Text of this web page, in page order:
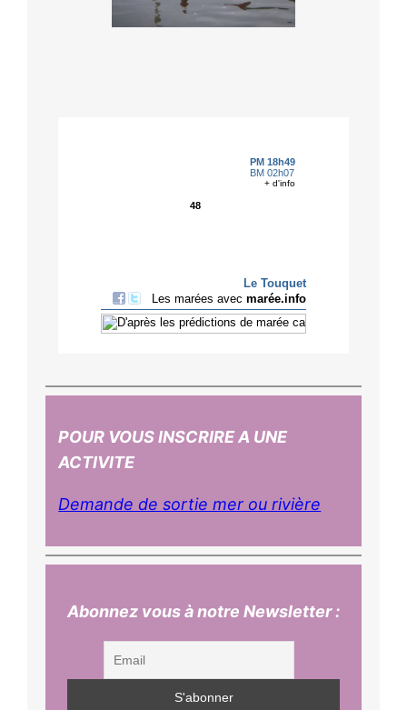
POUR VOUS INSCRIRE A UNE
ACTIVITE
Demande de sortie mer ou rivière
Abonnez vous à notre Newsletter :